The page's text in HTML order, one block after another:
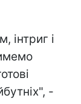
інтриг і
-